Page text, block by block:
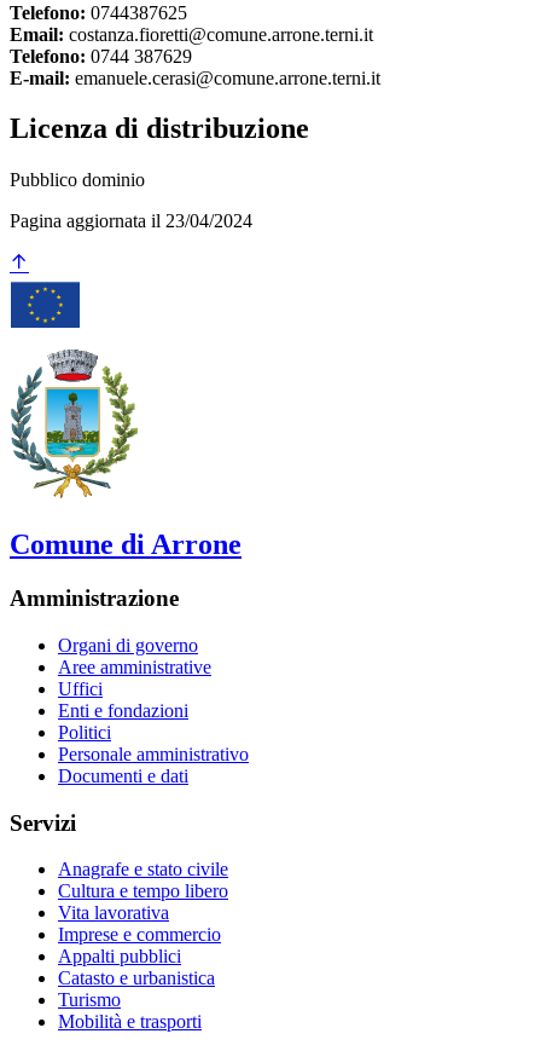
Telefono: 0744387625
Email: costanza.fioretti@comune.arrone.terni.it
Telefono: 0744 387629
E-mail: emanuele.cerasi@comune.arrone.terni.it
Licenza di distribuzione
Pubblico dominio
Pagina aggiornata il 23/04/2024
Comune di Arrone
Amministrazione
Organi di governo
Aree amministrative
Uffici
Enti e fondazioni
Politici
Personale amministrativo
Documenti e dati
Servizi
Anagrafe e stato civile
Cultura e tempo libero
Vita lavorativa
Imprese e commercio
Appalti pubblici
Catasto e urbanistica
Turismo
Mobilità e trasporti